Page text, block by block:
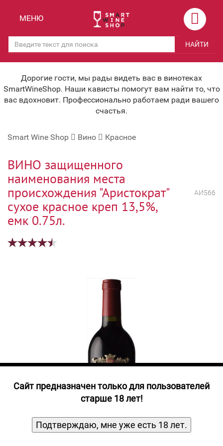
Скидки
Мероприятия
Корпоративным клиентам
Под заказ
Бонусная система
Наша команда
关于我们
Вино крепленое
Вино игристое и Шампанское
Вино безалкогольное
Бренди, Коньяк, Арманьяк
Виски и Бурбон
Пиво и слабоалк. напитки
Ликер
Прочие алкогольные напитки
Продукты, Посуда, Аксессуары
МЕНЮ
НАЙТИ
Дорогие гости, мы рады видеть вас в винотеках
SmartWineShop. Наши кависты помогут вам найти то, что
вас вдохновит. Профессионально работаем ради вашего
счастья.
Smart Wine Shop Вино Красное
ВИНО защищенного
наименования места
происхождения "Аристократ"
сухое красное креп 13,5%,
емк 0.75л.
АИ566
Cайт предназначен только для пользователей
старше 18 лет!
Подтверждаю, мне уже есть 18 лет.